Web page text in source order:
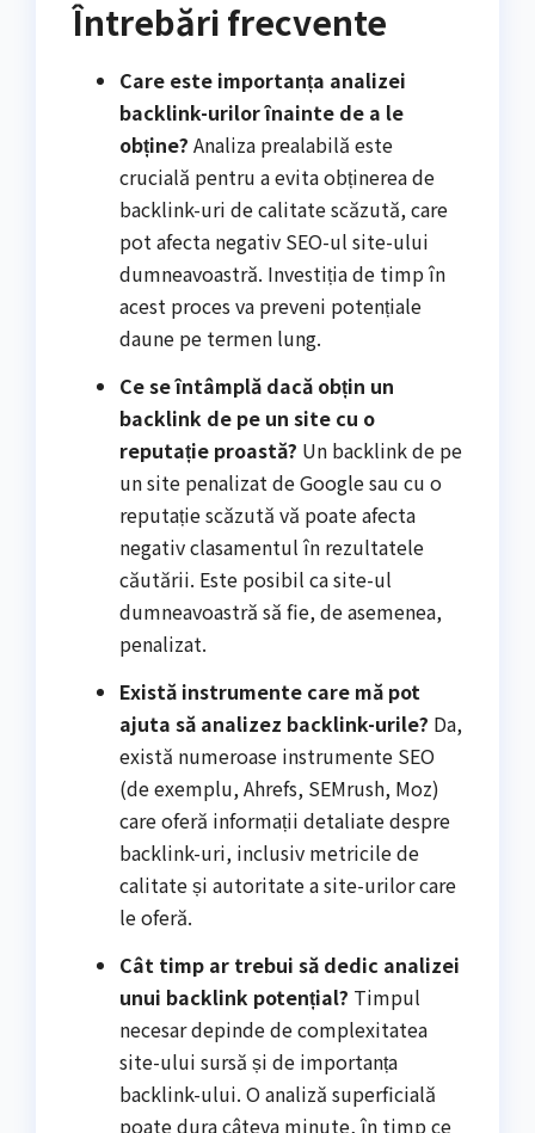
Întrebări frecvente
Care este importanța analizei
backlink-urilor înainte de a le
obține? Analiza prealabilă este
crucială pentru a evita obținerea de
backlink-uri de calitate scăzută, care
pot afecta negativ SEO-ul site-ului
dumneavoastră. Investiția de timp în
acest proces va preveni potențiale
daune pe termen lung.
Ce se întâmplă dacă obțin un
backlink de pe un site cu o
reputație proastă? Un backlink de pe
un site penalizat de Google sau cu o
reputație scăzută vă poate afecta
negativ clasamentul în rezultatele
căutării. Este posibil ca site-ul
dumneavoastră să fie, de asemenea,
penalizat.
Există instrumente care mă pot
ajuta să analizez backlink-urile? Da,
există numeroase instrumente SEO
(de exemplu, Ahrefs, SEMrush, Moz)
care oferă informații detaliate despre
backlink-uri, inclusiv metricile de
calitate și autoritate a site-urilor care
le oferă.
Cât timp ar trebui să dedic analizei
unui backlink potențial? Timpul
necesar depinde de complexitatea
site-ului sursă și de importanța
backlink-ului. O analiză superficială
poate dura câteva minute, în timp ce